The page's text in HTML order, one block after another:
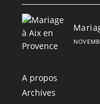
A propos
Archives